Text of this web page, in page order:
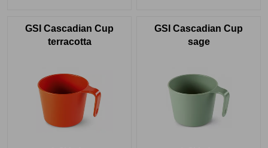
GSI Cascadian Cup
terracotta
GSI Cascadian Cup
sage